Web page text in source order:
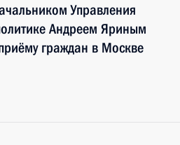
Управления
Андреем Яриным
граждан в Москве